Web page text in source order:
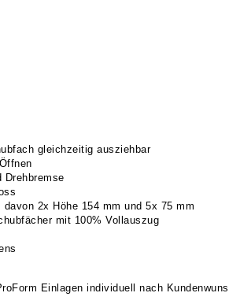
gleichzeitig ausziehbar
Drehbremse
2x Höhe 154 mm und 5x 75 mm
mit 100% Vollauszug
Einlagen individuell nach